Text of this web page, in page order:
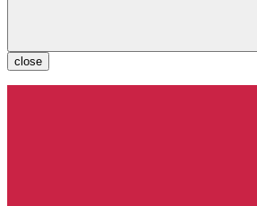
close